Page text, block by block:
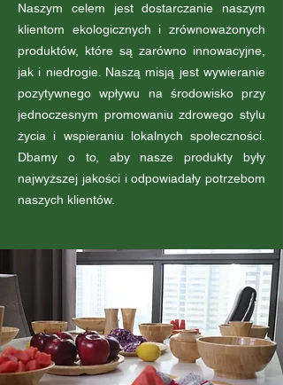
Naszym celem jest dostarczanie naszym
klientom ekologicznych i zrównoważonych
produktów, które są zarówno innowacyjne,
jak i niedrogie. Naszą misją jest wywieranie
pozytywnego wpływu na środowisko przy
jednoczesnym promowaniu zdrowego stylu
życia i wspieraniu lokalnych społeczności.
Dbamy o to, aby nasze produkty były
najwyższej jakości i odpowiadały potrzebom
naszych klientów.